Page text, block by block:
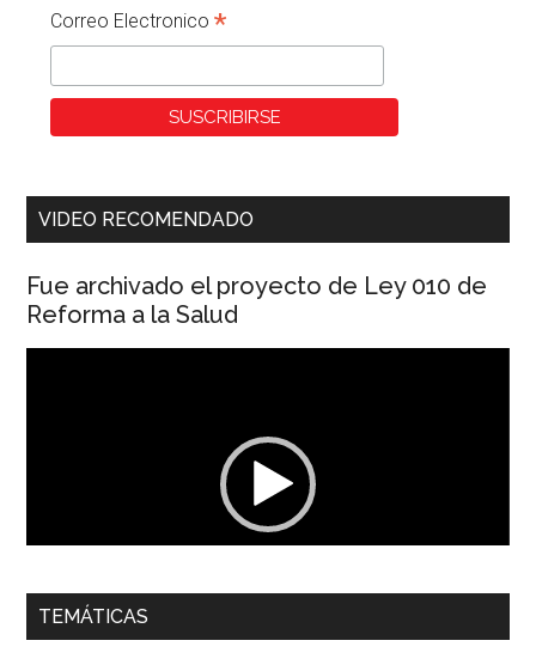
Correo Electronico*
VIDEO RECOMENDADO
Fue archivado el proyecto de Ley 010 de
Reforma a la Salud
00:00 01:04
Dra. Carolina Corcho Mejía,Presidenta Corporación
TEMÁTICAS